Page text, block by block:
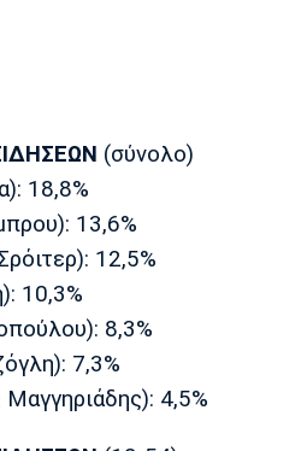
(σύνολο)
18,8%
13,6%
12,5%
10,3%
8,3%
7,3%
4,5%